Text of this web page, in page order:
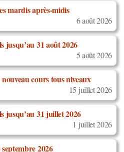
mardis après-midis
6 août 2026
jusqu’au 31 août 2026
5 août 2026
cours tous niveaux
15 juillet 2026
jusqu’au 31 juillet 2026
1 juillet 2026
2026